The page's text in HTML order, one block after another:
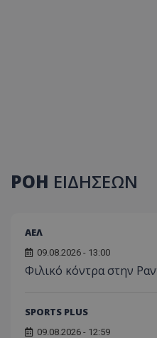
ΡΟΗ ΕΙΔΗΣΕΩΝ
ΑΕΛ
09.08.2026 - 13:00
Φιλικό κόντρα στην
SPORTS PLUS
09.08.2026 - 12:59